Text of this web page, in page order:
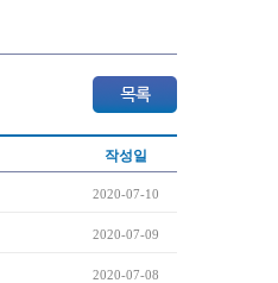
작성일
2020-07-10
2020-07-09
2020-07-08